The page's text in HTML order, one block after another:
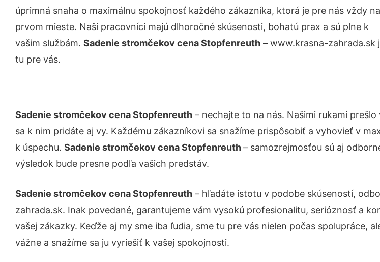
úprimná snaha o maximálnu spokojnosť každého zákazníka, ktorá je pre nás vždy na
prvom mieste. Naši pracovníci majú dlhoročné skúsenosti, bohatú prax a sú plne k
vašim službám. Sadenie stromčekov cena Stopfenreuth – www.krasna-zahrada.sk
tu pre vás.
Sadenie stromčekov cena Stopfenreuth – nechajte to na nás. Našimi rukami
sa k nim pridáte aj vy. Každému zákazníkovi sa snažíme prispôsobiť a vyhovieť v
k úspechu. Sadenie stromčekov cena Stopfenreuth– samozrejmosťou sú aj
výsledok bude presne podľa vašich predstáv.
Sadenie stromčekov cena Stopfenreuth – hľadáte istotu v podobe skúseností,
zahrada.sk. Inak povedané, garantujeme vám vysokú profesionalitu, serióznosť a
vašej zákazky. Keďže aj my sme iba ľudia, sme tu pre vás nielen počas spolupráce,
vážne a snažíme sa ju vyriešiť k vašej spokojnosti.